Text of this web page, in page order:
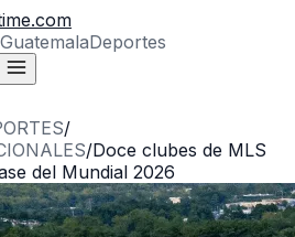
Deportes
/
/Doce clubes de MLS
del Mundial 2026